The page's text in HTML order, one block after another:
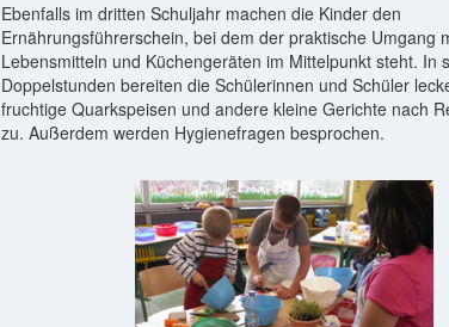
Ebenfalls im dritten Schuljahr machen die Kinder den
Ernährungsführerschein, bei dem der praktische Umgang
Lebensmitteln und Küchengeräten im Mittelpunkt steht. In
Doppelstunden bereiten die Schülerinnen und Schüler
fruchtige Quarkspeisen und andere kleine Gerichte nach
zu. Außerdem werden Hygienefragen besprochen.